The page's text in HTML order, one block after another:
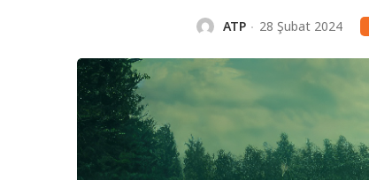
ATP 28 Şubat 2024